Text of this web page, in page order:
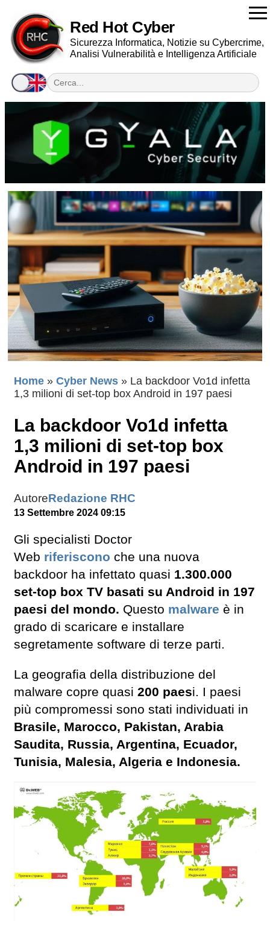
Red Hot Cyber
Sicurezza Informatica, Notizie su Cybercrime,
Analisi Vulnerabilità e Intelligenza Artificiale
Home » Cyber News » La backdoor Vo1d infetta
1,3 milioni di set-top box Android in 197 paesi
La backdoor Vo1d infetta
1,3 milioni di set-top box
Android in 197 paesi
AutoreRedazione RHC
13 Settembre 2024 09:15
Gli specialisti Doctor
Web riferiscono che una nuova
backdoor ha infettato quasi 1.300.000
set-top box TV basati su Android in 197
paesi del mondo. Questo malware è in
grado di scaricare e installare
segretamente software di terze parti.
La geografia della distribuzione del
malware copre quasi 200 paesi. I paesi
più compromessi sono stati individuati in
Brasile, Marocco, Pakistan, Arabia
Saudita, Russia, Argentina, Ecuador,
Tunisia, Malesia, Algeria e Indonesia.